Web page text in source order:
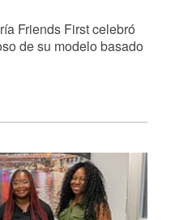
Friends First celebró
de su modelo basado